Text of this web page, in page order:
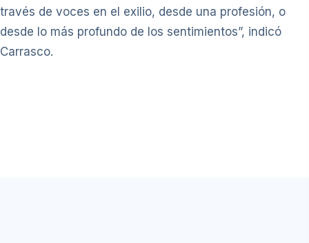
través de voces en el exilio, desde una profesión, o
desde lo más profundo de los sentimientos”, indicó
Carrasco.